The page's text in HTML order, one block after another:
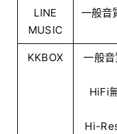
LINE
MUSIC
一般音
KKBOX
一般
HiFi
Hi-